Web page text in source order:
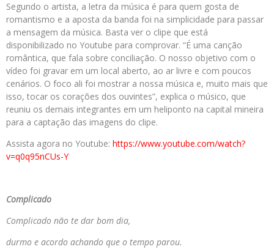
Segundo o artista, a letra da música é para quem gosta de
romantismo e a aposta da banda foi na simplicidade para passar
a mensagem da música. Basta ver o clipe que está
disponibilizado no Youtube para comprovar. “É uma canção
romântica, que fala sobre conciliação. O nosso objetivo com o
vídeo foi gravar em um local aberto, ao ar livre e com poucos
cenários. O foco ali foi mostrar a nossa música e, muito mais que
isso, tocar os corações dos ouvintes”, explica o músico, que
reuniu os demais integrantes em um heliponto na capital mineira
para a captação das imagens do clipe.
Assista agora no Youtube: https://www.youtube.com/watch?
v=q0q95nCUs-Y
Complicado
Complicado não te dar bom dia,
durmo e acordo achando que o tempo parou.